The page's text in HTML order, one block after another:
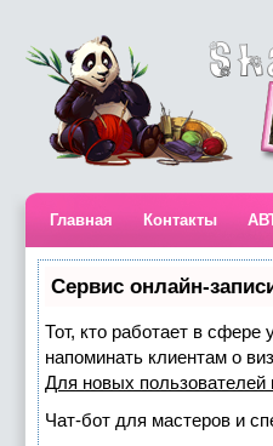
Главная Контакты
Сервис онлайн-
Тот, кто работает в сфере
напоминать клиентам о
Для новых пользователей
Чат-бот для мастеров и